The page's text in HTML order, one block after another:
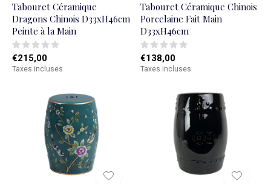
Tabouret Céramique
Dragons Chinois D33xH46cm
Peinte à la Main
€215,00
Taxes incluses
Tabouret Céramique Chinois
Porcelaine Fait Main
D33xH46cm
€138,00
Taxes incluses